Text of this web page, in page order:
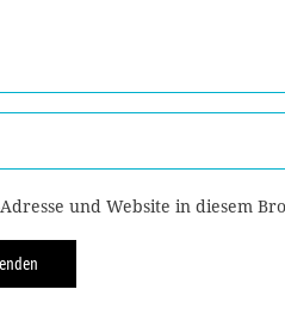
und Website in diesem